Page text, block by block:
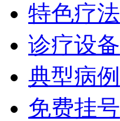
特色疗法
诊疗设备
典型病例
免费挂号